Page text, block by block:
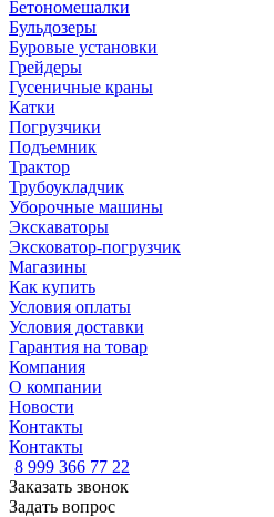
Бетономешалки
Бульдозеры
Буровые установки
Грейдеры
Гусеничные краны
Катки
Погрузчики
Подъемник
Трактор
Трубоукладчик
Уборочные машины
Экскаваторы
Эксковатор-погрузчик
Магазины
Как купить
Условия оплаты
Условия доставки
Гарантия на товар
Компания
О компании
Новости
Контакты
Контакты
8 999 366 77 22
Заказать звонок
Задать вопрос